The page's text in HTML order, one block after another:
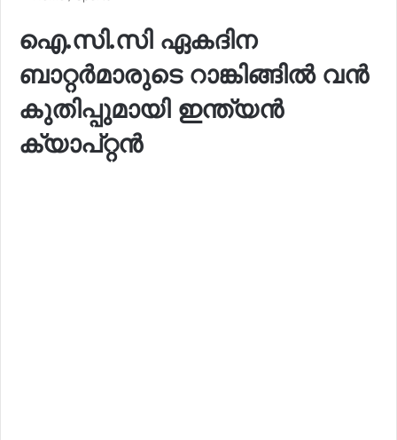
ഐ.സി.സി ഏകദിന
ബാറ്റർമാരുടെ റാങ്കിങ്ങിൽ വൻ
കുതിപ്പുമായി ഇന്ത്യൻ
ക്യാപ്റ്റൻ